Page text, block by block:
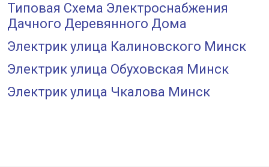
Типовая Схема Электроснабжения
Дачного Деревянного Дома
Электрик улица Калиновского Минск
Электрик улица Обуховская Минск
Электрик улица Чкалова Минск